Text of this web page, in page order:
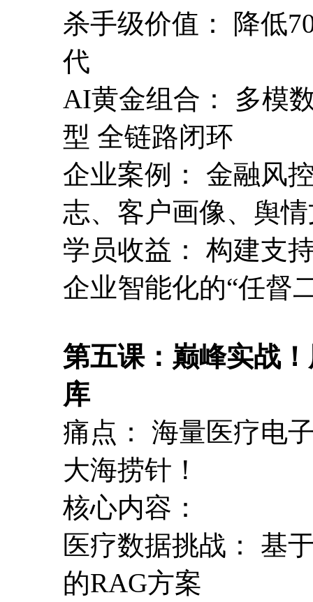
杀手级价值： 降低
代
AI黄金组合： 多模
型 全链路闭环
企业案例： 金融风
志、客户画像、舆
学员收益： 构建支
企业智能化的“任督
第五课：巅峰实战
库
痛点： 海量医疗电
大海捞针！
核心内容：
医疗数据挑战： 基
的RAG方案